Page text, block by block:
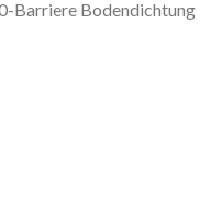
Barriere Bodendichtung